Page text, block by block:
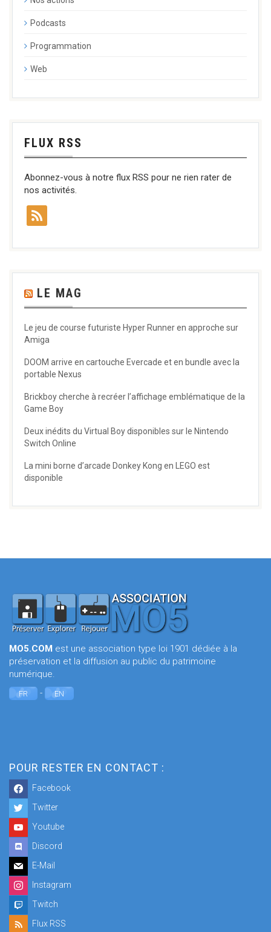
Podcasts
Programmation
Web
FLUX RSS
Abonnez-vous à notre flux RSS pour ne rien rater de
nos activités.
LE MAG
Le jeu de course futuriste Hyper Runner en approche sur
Amiga
DOOM arrive en cartouche Evercade et en bundle avec la
portable Nexus
Brickboy cherche à recréer l’affichage emblématique de la
Game Boy
Deux inédits du Virtual Boy disponibles sur le Nintendo
Switch Online
La mini borne d’arcade Donkey Kong en LEGO est
disponible
MO5.COM est une association type loi 1901 dédiée à la
préservation et la diffusion au public du patrimoine
numérique.
FR - EN
POUR RESTER EN CONTACT :
Facebook
Twitter
Youtube
Discord
E-Mail
Instagram
Twitch
Flux RSS